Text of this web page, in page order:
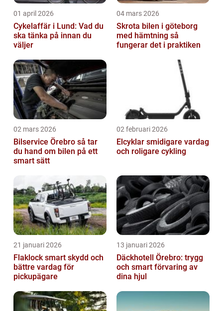
01 april 2026
Cykelaffär i Lund: Vad du
ska tänka på innan du
väljer
04 mars 2026
Skrota bilen i göteborg
med hämtning så
fungerar det i praktiken
02 mars 2026
Bilservice Örebro så tar
du hand om bilen på ett
smart sätt
02 februari 2026
Elcyklar smidigare vardag
och roligare cykling
21 januari 2026
Flaklock smart skydd och
bättre vardag för
pickupägare
13 januari 2026
Däckhotell Örebro: trygg
och smart förvaring av
dina hjul